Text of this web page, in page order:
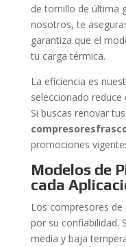
de tornillo de última
nosotros, te
garantiza que el
tu carga térmica.
La eficiencia es
seleccionado
Si buscas renovar
promociones
Modelos de
cada
Los compresores
por su confiabilidad.
media y baja